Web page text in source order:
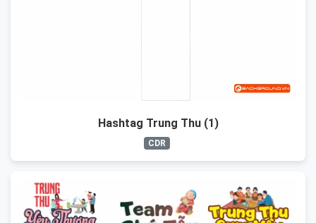
Hashtag Trung Thu (1)
CDR